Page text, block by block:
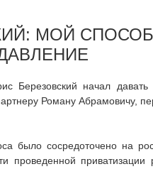
МОЙ
Березовский начал
Роману Абрамовичу,
было сосредоточено на
проведенной